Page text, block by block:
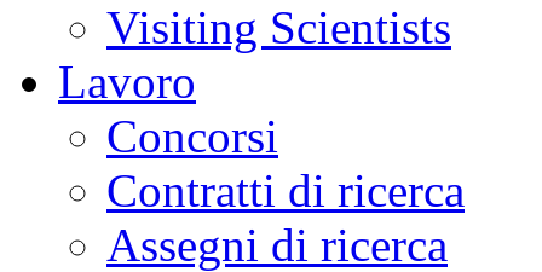
Visiting Scientists
Lavoro
Concorsi
Contratti di ricerca
Assegni di ricerca